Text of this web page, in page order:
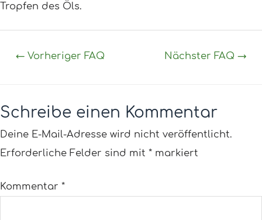
Tropfen des Öls.
←Vorheriger FAQ Nächster FAQ→
Schreibe einen Kommentar
Deine E-Mail-Adresse wird nicht veröffentlicht.
Erforderliche Felder sind mit * markiert
Kommentar *